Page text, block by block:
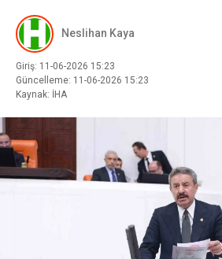
Neslihan Kaya
Giriş: 11-06-2026 15:23
Güncelleme: 11-06-2026 15:23
Kaynak: İHA